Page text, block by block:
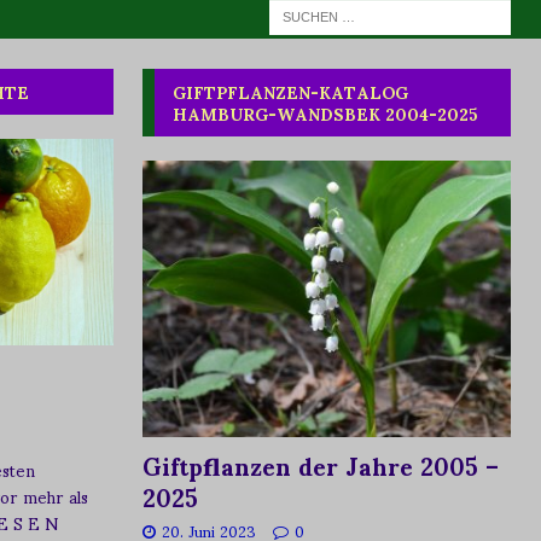
mehr als
S E N
GIFTPFLANZEN-KATALOG
HAMBURG-WANDSBEK 2004-2025
Giftpflanzen der Jahre 2005 –
2025
20. Juni 2023 0